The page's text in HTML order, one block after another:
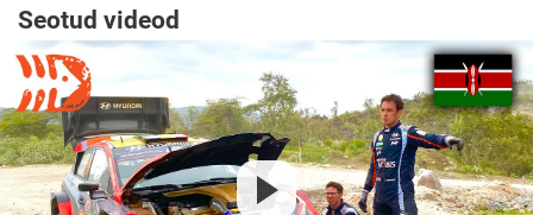
Seotud videod